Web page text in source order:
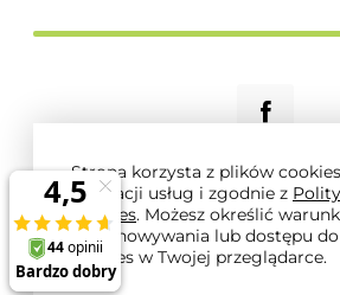
Strona korzysta z plików
realizacji usług i zgodnie z
Cookies. Możesz określić
przechowywania lub dostępu
cookies w Twojej przeglądarce.
© 2026 magnum-pro.pl. Wszelkie
Styl graficzny i aplikacje
internetowy